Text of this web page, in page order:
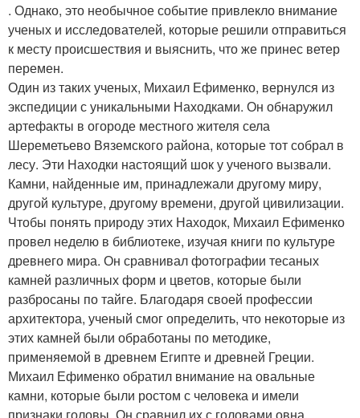
. Однако, это необычное событие привлекло внимание
ученых и исследователей, которые решили отправиться
к месту происшествия и выяснить, что же принес ветер
перемен.
Один из таких ученых, Михаил Ефименко, вернулся из
экспедиции с уникальными Находками. Он обнаружил
артефакты в огороде местного жителя села
Шереметьево Вяземского района, которые тот собрал в
лесу. Эти Находки настоящий шок у ученого вызвали.
Камни, найденные им, принадлежали другому миру,
другой культуре, другому времени, другой цивилизации.
Чтобы понять природу этих Находок, Михаил Ефименко
провел неделю в библиотеке, изучая книги по культуре
древнего мира. Он сравнивал фотографии тесаных
камней различных форм и цветов, которые были
разбросаны по тайге. Благодаря своей профессии
архитектора, ученый смог определить, что некоторые из
этих камней были обработаны по методике,
применяемой в древнем Египте и древней Греции.
Михаил Ефименко обратил внимание на овальные
камни, которые были ростом с человека и имели